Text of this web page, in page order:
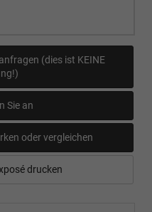
(dies ist KEINE
Sie an
oder vergleichen
drucken